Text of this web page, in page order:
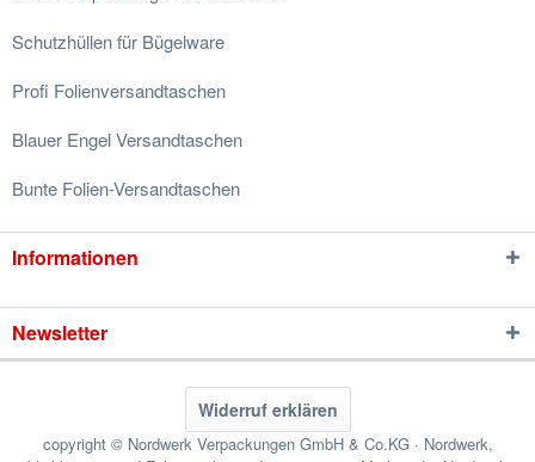
Schutzhüllen für Bügelware
Profi Folienversandtaschen
Blauer Engel Versandtaschen
Bunte Folien-Versandtaschen
Informationen
Newsletter
Widerruf erklären
copyright © Nordwerk Verpackungen GmbH & Co.KG · Nordwerk,